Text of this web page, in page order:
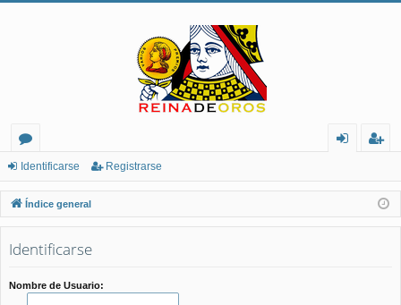
or
os
nt
ifi
ist
ra
Identificarse Registrarse
Índice general
Identificarse
Nombre de Usuario: